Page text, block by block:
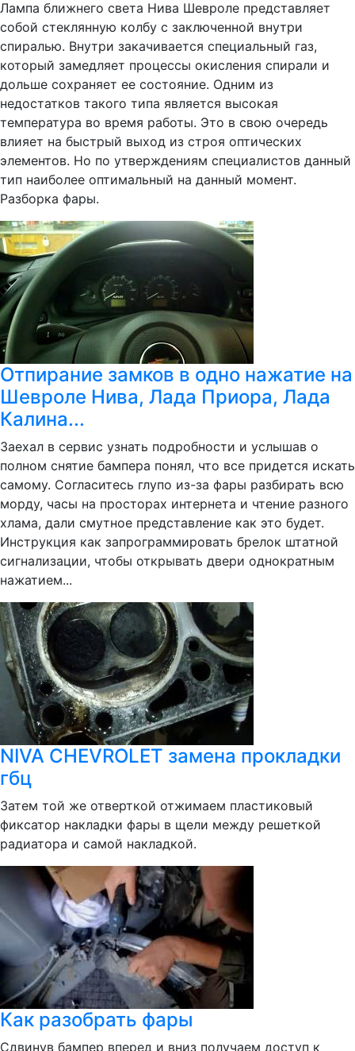
Лампа ближнего света Нива Шевроле представляет
собой стеклянную колбу с заключенной внутри
спиралью. Внутри закачивается специальный газ,
который замедляет процессы окисления спирали и
дольше сохраняет ее состояние. Одним из
недостатков такого типа является высокая
температура во время работы. Это в свою очередь
влияет на быстрый выход из строя оптических
элементов. Но по утверждениям специалистов данный
тип наиболее оптимальный на данный момент.
Разборка фары.
Отпирание замков в одно нажатие на
Шевроле Нива, Лада Приора, Лада
Калина...
Заехал в сервис узнать подробности и услышав о
полном снятие бампера понял, что все придется искать
самому. Согласитесь глупо из-за фары разбирать всю
морду, часы на просторах интернета и чтение разного
хлама, дали смутное представление как это будет.
Инструкция как запрограммировать брелок штатной
сигнализации, чтобы открывать двери однократным
нажатием...
NIVA CHEVROLET замена прокладки
гбц
Затем той же отверткой отжимаем пластиковый
фиксатор накладки фары в щели между решеткой
радиатора и самой накладкой.
Как разобрать фары
Сдвинув бампер вперед и вниз получаем доступ к